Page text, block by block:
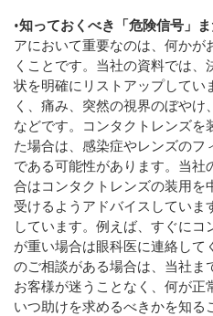
•知っておくべき「危険信号」
アにおいて重要なのは、何か
くことです。当社の資料では
状を明確にリストアップしてい
く、痛み、突然の視界のぼや
などです。コンタクトレンズ
た場合は、感染症やレンズのフ
である可能性があります。当
合はコンタクトレンズの装用を
受けるようアドバイスしていま
しています。例えば、すぐに
が重い場合は眼科医に連絡して
のご相談がある場合は、当社ま
お客様が迷うことなく、何が正
いつ助けを求めるべきかを知る